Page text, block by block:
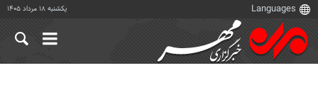
یکشنبه ۱۸ مرداد ۱۴۰۵